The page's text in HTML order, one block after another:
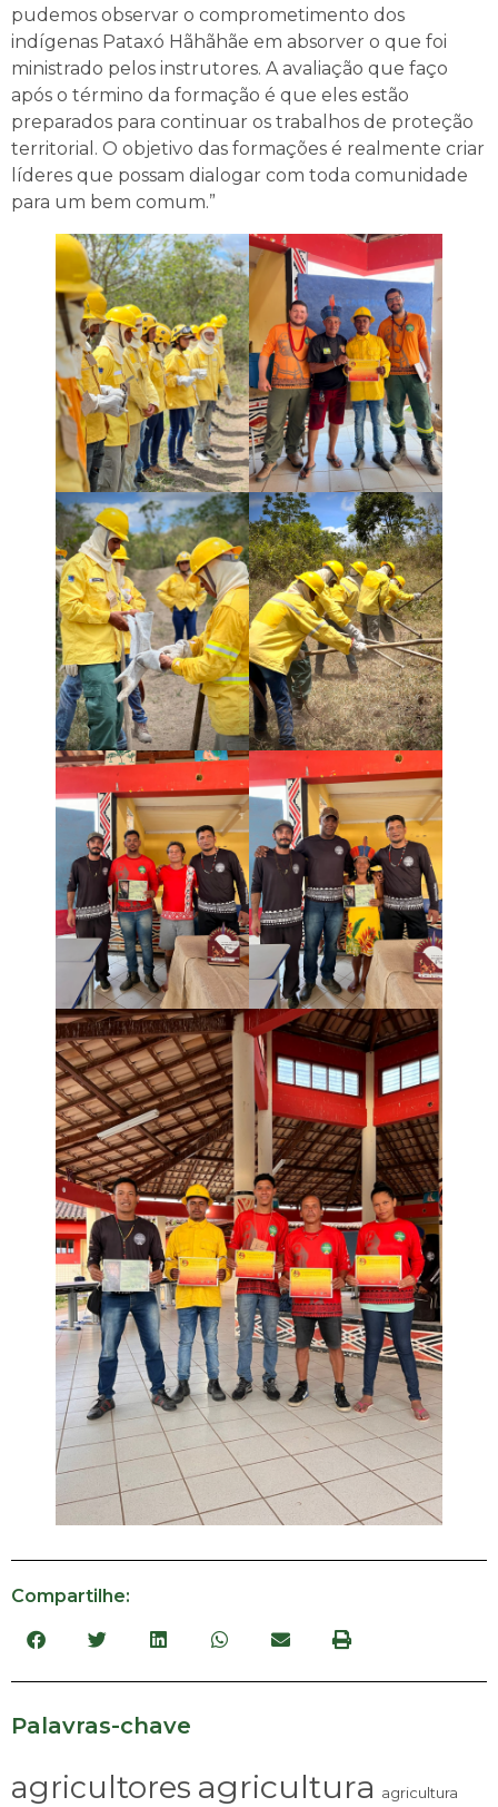
pudemos observar o comprometimento dos
indígenas Pataxó Hãhãhãe em absorver o que foi
ministrado pelos instrutores. A avaliação que faço
após o término da formação é que eles estão
preparados para continuar os trabalhos de proteção
territorial. O objetivo das formações é realmente criar
líderes que possam dialogar com toda comunidade
para um bem comum.”
Compartilhe:
Palavras-chave
agricultores agricultura agricultura